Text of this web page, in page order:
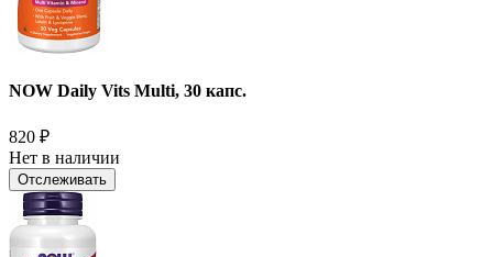
NOW Daily Vits Multi, 30 капс.
820 ₽
Нет в наличии
Отслеживать